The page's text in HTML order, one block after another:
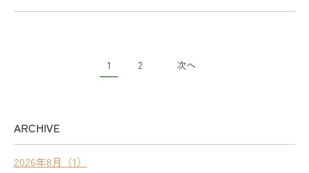
1 2 次へ
ARCHIVE
2026年8月（1）